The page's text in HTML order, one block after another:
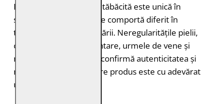
Fiecare bucată de piele tăbăcită este unică în
structură, grosimea și se comportă diferit în
timpul vopsirii și procesării. Neregularitățile pielii,
cum ar fi petele pigmentare, urmele de vene și
mușcăturile de insecte confirmă autenticitatea și
naturalețea pielii. Fiecare produs este cu adevărat
unic.